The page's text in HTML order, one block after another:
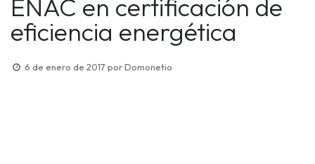
ENAC en certificación de
eficiencia energética
6 de enero de 2017 porDomonetio